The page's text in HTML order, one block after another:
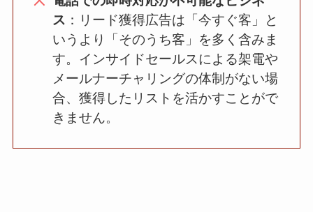
ス ：リード獲得広告は「今すぐ客」と
いうより「そのうち客」を多く含みま
す。インサイドセールスによる架電や
メールナーチャリングの体制がない場
合、獲得したリストを活かすことがで
きません。